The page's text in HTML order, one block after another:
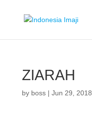
ZIARAH
by boss| Jun 29, 2018